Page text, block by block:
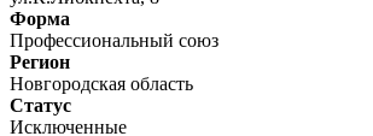
Форма
Профессиональный союз
Регион
Новгородская область
Статус
Исключенные